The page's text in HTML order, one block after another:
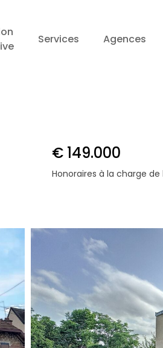
Services Agences
€ 149.000
Honoraires à la charge